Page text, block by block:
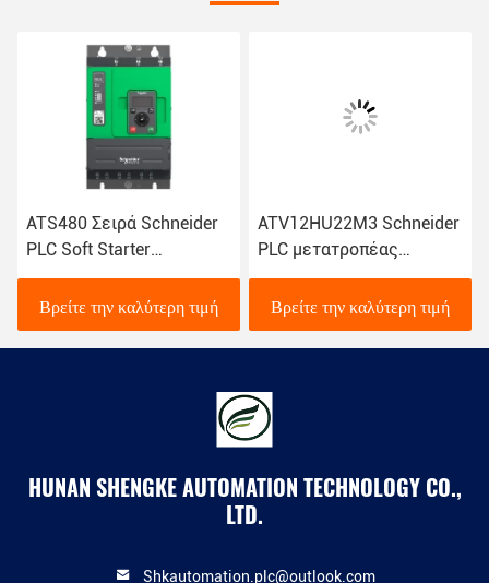
ATS480 Σειρά Schneider
PLC Soft Starter
Τεχνολογία Βιομηχανικής
Αυτοματοποίησης
Στείλτε Ερώτηση Για
Εμάς
Βρείτε την καλύτερη τιμή
ATV12HU22M3 Schneider
PLC μετατροπέας
συχνοτήτων ATV12
2.2kW 3hp 200V 240V 3hp
με αποχετευτικό
Βρείτε την καλύτερη τιμή
HUNAN SHENGKE AUTOMATION TECHNOLOGY CO.,
LTD.
Shkautomation.plc@outlook.com